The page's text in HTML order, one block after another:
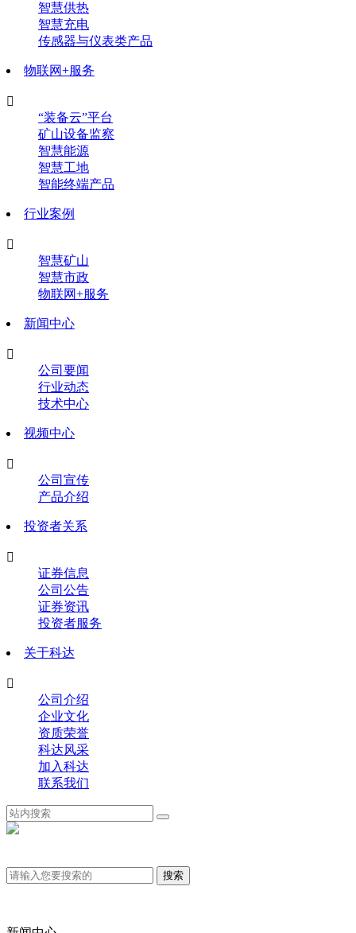
智慧供热
智慧充电
传感器与仪表类产品
物联网+服务

“装备云”平台
矿山设备监察
智慧能源
智慧工地
智能终端产品
行业案例

智慧矿山
智慧市政
物联网+服务
新闻中心

公司要闻
行业动态
技术中心
视频中心

公司宣传
产品介绍
投资者关系

证券信息
公司公告
证券资讯
投资者服务
关于科达

公司介绍
企业文化
资质荣誉
科达风采
加入科达
联系我们